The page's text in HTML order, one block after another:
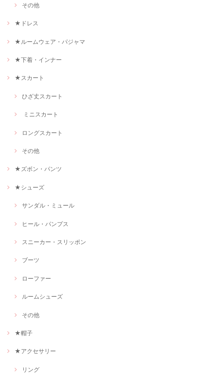
その他
★ドレス
★ルームウェア・パジャマ
★下着・インナー
★スカート
ひざ丈スカート
ミニスカート
ロングスカート
その他
★ズボン・パンツ
★シューズ
サンダル・ミュール
ヒール・パンプス
スニーカー・スリッポン
ブーツ
ローファー
ルームシューズ
その他
★帽子
★アクセサリー
リング